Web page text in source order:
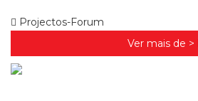
Projectos-Forum
Ver mais de >